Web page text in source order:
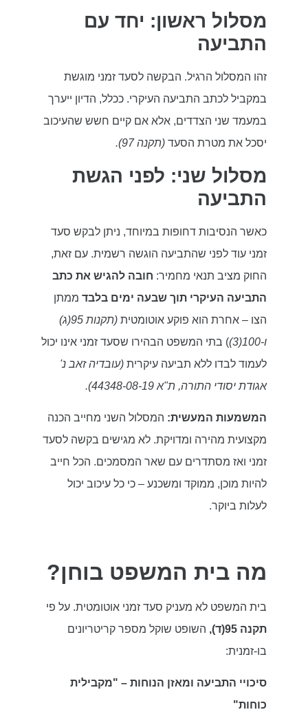
מסלול ראשון: יחד עם
התביעה
זהו המסלול הרגיל. הבקשה לסעד זמני מוגשת
במקביל לכתב התביעה העיקרי. ככלל, הדיון ייערך
במעמד שני הצדדים, אלא אם קיים חשש שהעיכוב
יסכל את מטרת הסעד (תקנה 97).
מסלול שני: לפני הגשת
התביעה
כאשר הנסיבות דחופות במיוחד, ניתן לבקש סעד
זמני עוד לפני שהתביעה הוגשה רשמית. עם זאת,
החוק מציב תנאי מחמיר: חובה להגיש את כתב
התביעה העיקרי תוך שבעה ימים בלבד ממתן
הצו – אחרת הוא פוקע אוטומטית
(תקנות 95(ג)
ו-100
(3)
) בתי המשפט הבהירו שסעד זמני אינו יכול
לעמוד לבדו ללא תביעה עיקרית (עובדיה זאב נ'
אגודת יסודי התורה, ת"א 44348-08-19).
המשמעות המעשית: המסלול השני מחייב הכנה
מקצועית מהירה ומדויקת. לא מגישים בקשה לסעד
זמני ואז מסתדרים עם שאר המסמכים. הכל חייב
להיות מוכן, ממוקד ומשכנע – כי כל עיכוב יכול
לעלות ביוקר.
מה בית המשפט בוחן?
בית המשפט לא מעניק סעד זמני אוטומטית. על פי
תקנה 95(ד),
השופט שוקל מספר קריטריונים
בו-זמנית:
סיכויי התביעה ומאזן הנוחות – "מקבילית
כוחות"